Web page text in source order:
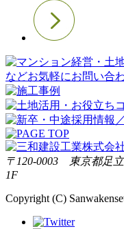
〒120-0003 東京都足
1F
Copyright (C)